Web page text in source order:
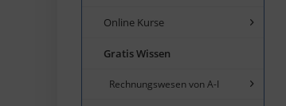
Online Kurse
Gratis Wissen
Rechnungswesen von A-I